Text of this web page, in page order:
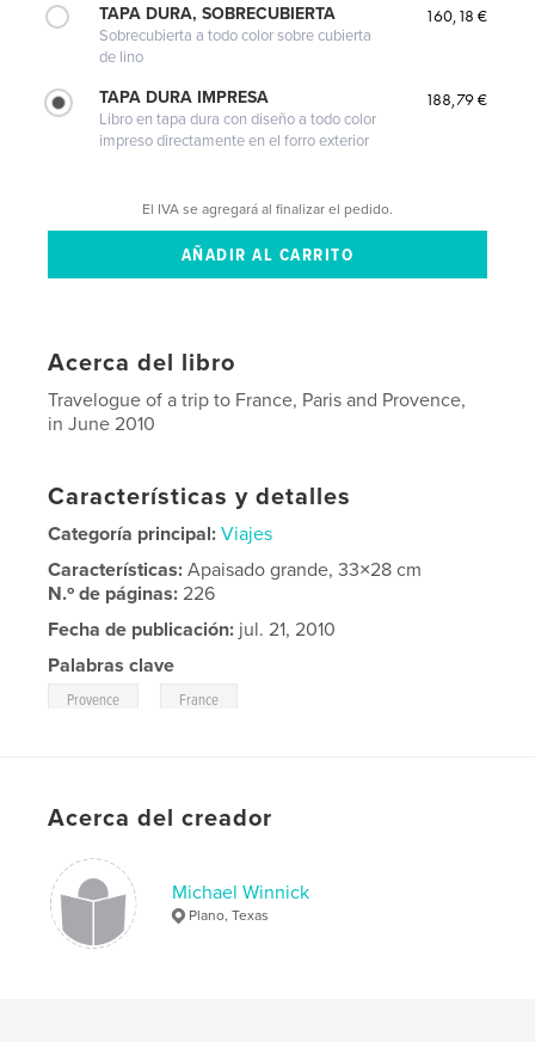
TAPA DURA, SOBRECUBIERTA
Sobrecubierta a todo color sobre cubierta
de lino
160,18 €
TAPA DURA IMPRESA
Libro en tapa dura con diseño a todo color
impreso directamente en el forro exterior
188,79 €
El IVA se agregará al finalizar el pedido.
Acerca del libro
Travelogue of a trip to France, Paris and Provence,
in June 2010
Características y detalles
Categoría principal: Viajes
Características:Apaisado grande, 33×28 cm
N.º de páginas:226
Fecha de publicación: jul. 21, 2010
Palabras clave
Provence France
Acerca del creador
Michael Winnick
Plano, Texas